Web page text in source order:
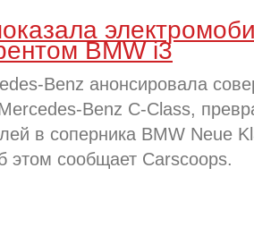
BMW i3
Benz анонсировала
Benz C-Class,
в соперника BMW Neue
этом сообщает Carscoops.